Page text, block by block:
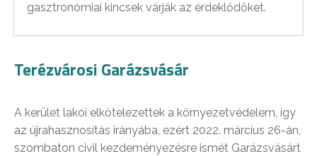
gasztronómiai kincsek várják az érdeklődőket.
Terézvárosi Garázsvásár
A kerület lakói elkötelezettek a környezetvédelem, így
az újrahasznosítás irányába, ezért 2022. március 26-án,
szombaton civil kezdeményezésre ismét Garázsvásárt